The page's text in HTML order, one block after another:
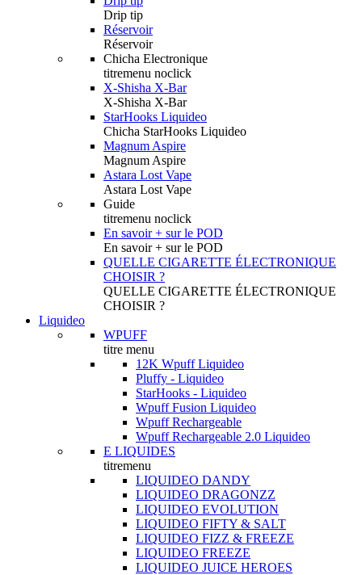
Drip tip
Réservoir
Réservoir
Chicha Electronique
titremenu noclick
X-Shisha X-Bar
X-Shisha X-Bar
StarHooks Liquideo
Chicha StarHooks Liquideo
Magnum Aspire
Magnum Aspire
Astara Lost Vape
Astara Lost Vape
Guide
titremenu noclick
En savoir + sur le POD
En savoir + sur le POD
QUELLE CIGARETTE ÉLECTRONIQUE
CHOISIR ?
QUELLE CIGARETTE ÉLECTRONIQUE
CHOISIR ?
Liquideo
WPUFF
titre menu
12K Wpuff Liquideo
Pluffy - Liquideo
StarHooks - Liquideo
Wpuff Fusion Liquideo
Wpuff Rechargeable
Wpuff Rechargeable 2.0 Liquideo
E LIQUIDES
titremenu
LIQUIDEO DANDY
LIQUIDEO DRAGONZZ
LIQUIDEO EVOLUTION
LIQUIDEO FIFTY & SALT
LIQUIDEO FIZZ & FREEZE
LIQUIDEO FREEZE
LIQUIDEO JUICE HEROES